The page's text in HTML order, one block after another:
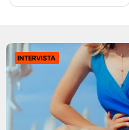
INTERVISTA